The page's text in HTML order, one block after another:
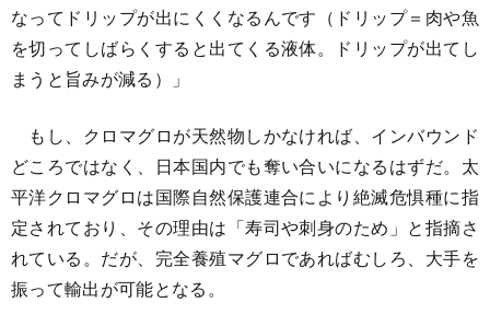
なってドリップが出にくくなるんです（ドリップ＝肉や魚
を切ってしばらくすると出てくる液体。ドリップが出てし
まうと旨みが減る）」
もし、クロマグロが天然物しかなければ、インバウンド
どころではなく、日本国内でも奪い合いになるはずだ。太
平洋クロマグロは国際自然保護連合により絶滅危惧種に指
定されており、その理由は「寿司や刺身のため」と指摘さ
れている。だが、完全養殖マグロであればむしろ、大手を
振って輸出が可能となる。